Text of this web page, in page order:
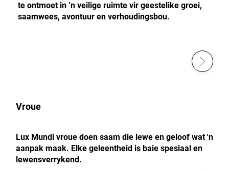
te ontmoet in ’n veilige ruimte vir geestelike groei,
saamwees, avontuur en verhoudingsbou.
Lux Mundi vroue doen saam die lewe en geloof wat 'n
aanpak maak. Elke geleentheid is baie spesiaal en
lewensverrykend.
Vroue